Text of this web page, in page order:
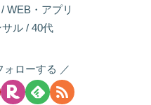
WEB・アプリ
ル / 40代
ォローする